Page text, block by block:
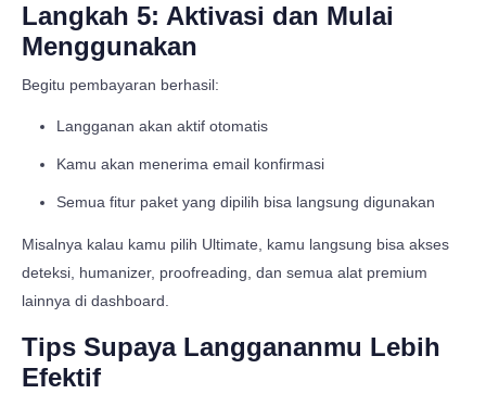
Langkah 5: Aktivasi dan Mulai
Menggunakan
Begitu pembayaran berhasil:
Langganan akan aktif otomatis
Kamu akan menerima email konfirmasi
Semua fitur paket yang dipilih bisa langsung digunakan
Misalnya kalau kamu pilih Ultimate, kamu langsung bisa akses
deteksi, humanizer, proofreading, dan semua alat premium
lainnya di dashboard.
Tips Supaya Langgananmu Lebih
Efektif